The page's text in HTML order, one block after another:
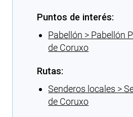
Puntos de interés:
Pabellón > Pabellón
de Coruxo
Rutas:
Senderos locales >
de Coruxo